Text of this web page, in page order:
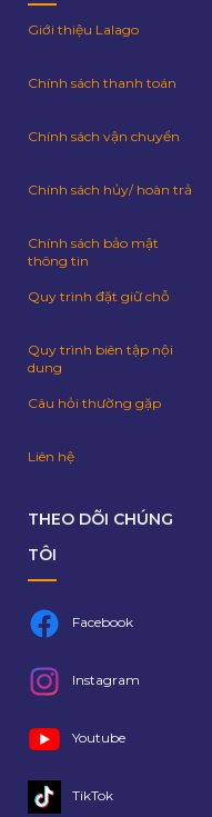
Giới thiệu Lalago
Chính sách thanh toán
Chính sách vận chuyển
Chính sách hủy/ hoàn trả
Chính sách bảo mật
thông tin
Quy trình đặt giữ chỗ
Quy trình biên tập nội
dung
Câu hỏi thường gặp
Liên hệ
THEO DÕI CHÚNG
TÔI
Facebook
Instagram
Youtube
TikTok